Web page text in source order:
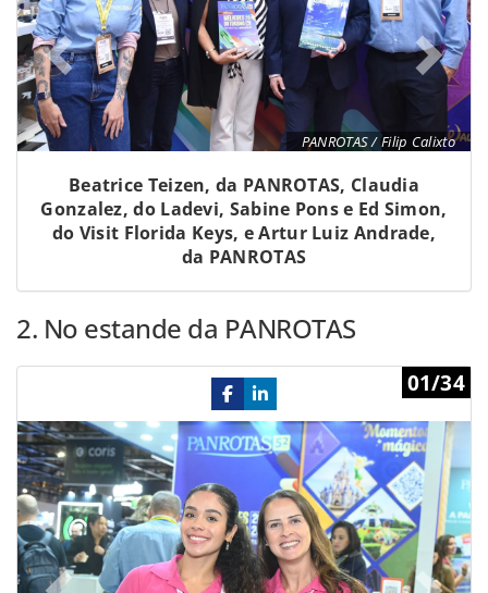
PANROTAS / Filip Calixto
Beatrice Teizen, da PANROTAS, Claudia
Gonzalez, do Ladevi, Sabine Pons e Ed Simon,
do Visit Florida Keys, e Artur Luiz Andrade,
da PANROTAS
2. No estande da PANROTAS
01/34
Previous